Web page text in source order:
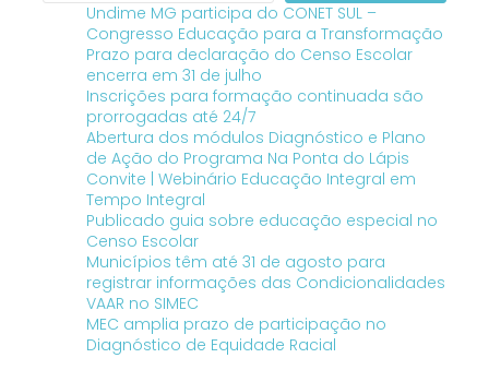
Undime MG participa do CONET SUL –
Congresso Educação para a Transformação
Prazo para declaração do Censo Escolar
encerra em 31 de julho
Inscrições para formação continuada são
prorrogadas até 24/7
Abertura dos módulos Diagnóstico e Plano
de Ação do Programa Na Ponta do Lápis
Convite | Webinário Educação Integral em
Tempo Integral
Publicado guia sobre educação especial no
Censo Escolar
Municípios têm até 31 de agosto para
registrar informações das Condicionalidades
VAAR no SIMEC
MEC amplia prazo de participação no
Diagnóstico de Equidade Racial